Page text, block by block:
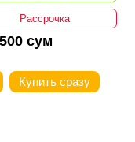
Рассрочка
сум
Купить сразу